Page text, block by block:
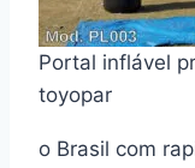
Portal inflável
toyopar
o Brasil com